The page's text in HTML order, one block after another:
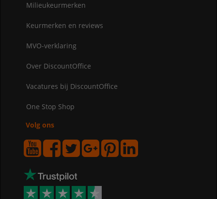
Milieukeurmerken
Keurmerken en reviews
MVO-verklaring
Over DiscountOffice
Vacatures bij DiscountOffice
One Stop Shop
Volg ons